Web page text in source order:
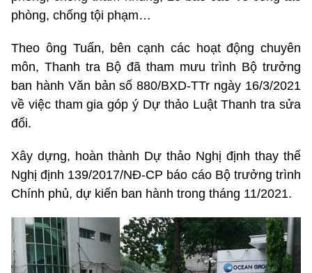
phòng, chống tội phạm…
Theo ông Tuấn, bên cạnh các hoạt động chuyên
môn, Thanh tra Bộ đã tham mưu trình Bộ trưởng
ban hành Văn bản số 880/BXD-TTr ngày 16/3/2021
về việc tham gia góp ý Dự thảo Luật Thanh tra sửa
đổi.
Xây dựng, hoàn thành Dự thảo Nghị định thay thế
Nghị định 139/2017/NĐ-CP báo cáo Bộ trưởng trình
Chính phủ, dự kiến ban hành trong tháng 11/2021.